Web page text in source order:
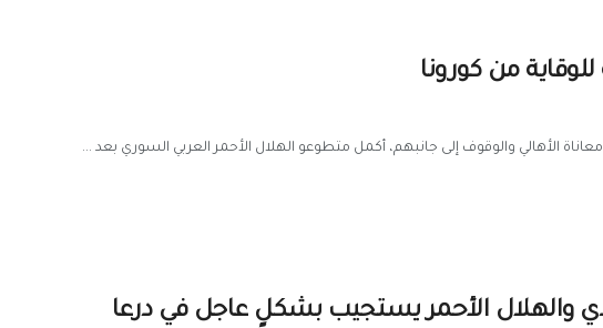
الأهالي والوقوف إلى جانبهم، أكمل متطوعو الهلال الأحمر العربي السوري بعد ...
والهلال الأحمر يستجيب بشكلٍ عاجل في درعا